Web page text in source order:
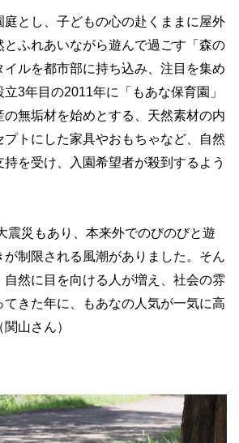
庭とし、子どもの心の赴くままに屋外
とふれあいながら遊んで過ごす「森の
イルを都市部に持ち込み、注目を集め
3年目の2011年に「もあな保育園」
の無垢材を始めとする、天然素材の内
トにした家具やおもちゃなど、自然
を受け、入園希望者が殺到するよう
震災もあり、本来外でのびのびと遊
制限される風潮がありました。そん
自然に目を向ける人が増え、社会の雰
てきた年に、もあなの人気が一気に高
山さん）